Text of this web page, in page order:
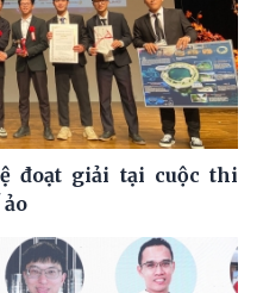
đoạt giải tại cuộc thi